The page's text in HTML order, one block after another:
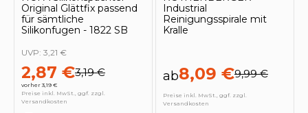
Original Glättfix passend
für sämtliche
Silikonfugen - 1822 SB
2,87 €3,19 €
vorher 3,19 €
UVP: 3,21 €
Preise inkl. MwSt., ggf. zzgl.
Versandkosten
Industrial
Reinigungsspirale mit
Kralle
ab8,09 €9,99 €
Preise inkl. MwSt., ggf. zzgl.
Versandkosten